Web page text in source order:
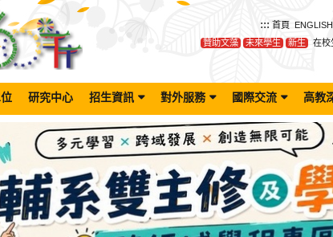
::: 首頁 ENGLISH
贊助文藻
未來學生 新生 在校
研究中心 招生資訊 對外服務 國際交流 高教